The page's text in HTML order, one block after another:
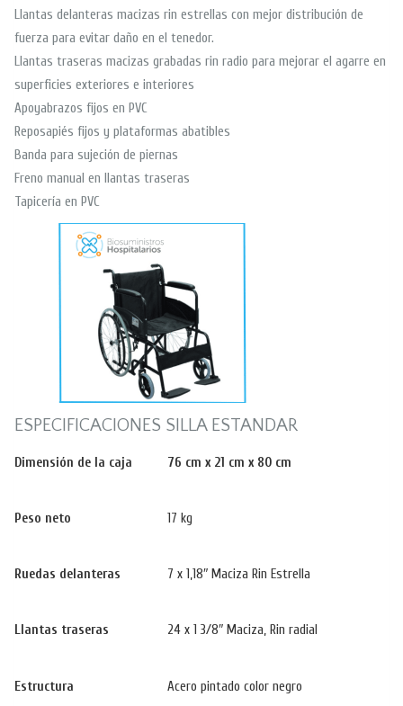
Llantas delanteras macizas rin estrellas con mejor distribución de
fuerza para evitar daño en el tenedor.
Llantas traseras macizas grabadas rin radio para mejorar el agarre en
superficies exteriores e interiores
Apoyabrazos fijos en PVC
Reposapiés fijos y plataformas abatibles
Banda para sujeción de piernas
Freno manual en llantas traseras
Tapicería en PVC
ESPECIFICACIONES SILLA ESTANDAR
Dimensión de la caja 76 cm x 21 cm x 80 cm
Peso neto 17 kg
Ruedas delanteras 7 x 1,18″ Maciza Rin Estrella
Llantas traseras 24 x 1 3/8″ Maciza, Rin radial
Estructura Acero pintado color negro